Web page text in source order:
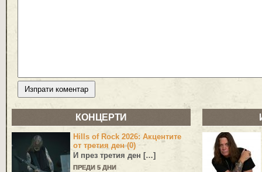
КОНЦЕРТИ
Hills of Rock 2026: Акцентите
от третия ден (0)
И през третия ден […]
ПРЕДИ 5 ДНИ